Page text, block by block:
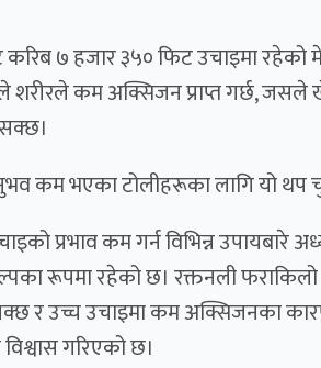
७ हजार ३५० फिट उचाइमा रहेको
शरीरले कम अक्सिजन प्राप्त गर्छ,
कम भएका टोलीहरूका लागि यो थप
प्रभाव कम गर्न विभिन्न उपायबारे
रूपमा रहेको छ। रक्तनली
र उच्च उचाइमा कम अक्सिजनका
गरिएको छ।